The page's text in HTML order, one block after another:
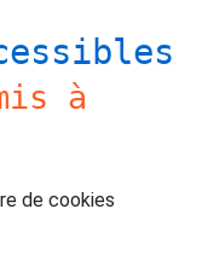
à
de cookies